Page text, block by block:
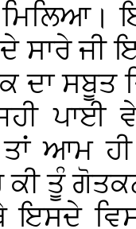
ਸਾਰੇ ਜੀ
ਦਾ ਸਬੂਤ
ਪਾਈ
ਆਮ
ਤੂੰ